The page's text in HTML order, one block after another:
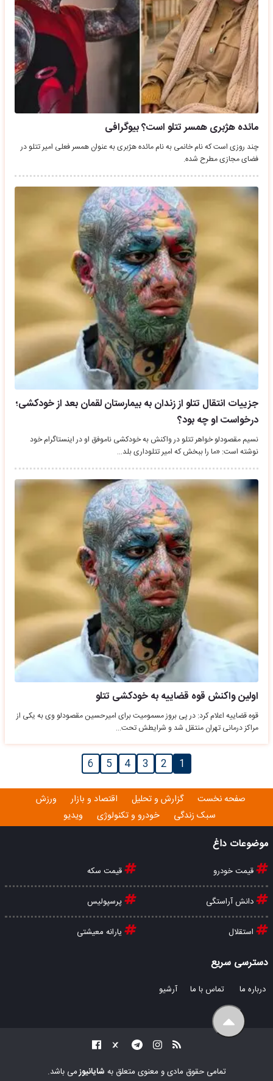
مائده هژبری همسر تتلو است؟ بیوگرافی
چند روزی است که نام خانمی به نام مائده هژبری به عنوان همسر فعلی امیر تتلو در
فضای مجازی مطرح شده.
جزییات انتقال تتلو از زندان به بیمارستان لقمان بعد از خودکشی؛
درخواست او چه بود؟
نسیم مقصودلو خواهر تتلو در واکنش به خودکشی ناموفق او در اینستاگرام خود
نوشته است: «ما را ببخش که امیر تتلوداری بلد…
اولین واکنش قوه قضاییه به خودکشی تتلو
قوه قضاییه اعلام کرد: در پی بروز مسمومیت برای امیرحسین مقصودلو وی به یکی از
مراکز درمانی تهران منتقل شد و شرایطش تحت…
1
2
3
4
5
6
صفحه نخست گزارش و تحلیل اقتصاد و بازار
ورزش
سبک زندگی
خودرو و تکنولوژی ویدیو
موضوعات داغ
قیمت خودرو قیمت سکه
دانش آراستگی پرسپولیس
استقلال یارانه معیشتی
دسترسی سریع
درباره ما تماس با ما آرشیو
تمامی حقوق مادی و معنوی متعلق به شایانیوزمی باشد.